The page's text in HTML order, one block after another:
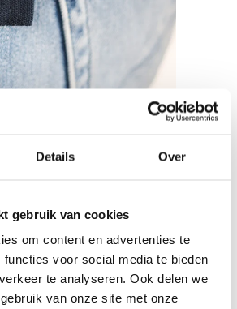
Details Over
gebruik van cookies
om content en advertenties te
functies voor social media te bieden
te analyseren. Ook delen we
van onze site met onze